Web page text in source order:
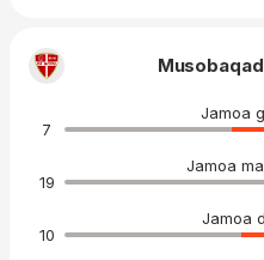
Jamoa
7
Jamoa
19
Jamoa
10